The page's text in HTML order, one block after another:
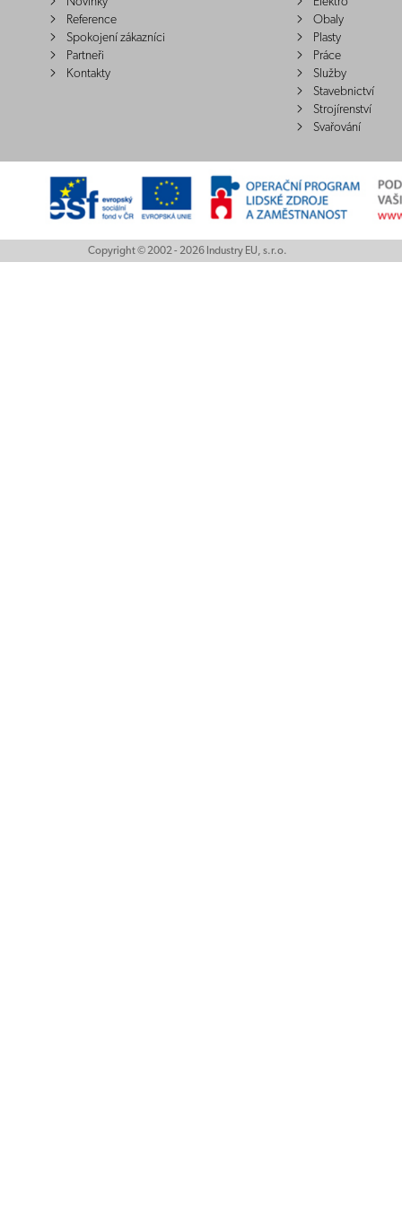
Reference
Spokojení zákazníci
Partneři
Kontakty
Obaly
Plasty
Práce
Služby
Stavebnictví
Strojírenství
Svařování
Copyright © 2002 - 2026 Industry EU, s.r.o.